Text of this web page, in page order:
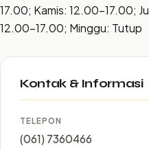
17.00; Kamis: 12.00–17.00;
12.00–17.00; Minggu: Tutup
Kontak & Informasi
TELEPON
(061) 7360466